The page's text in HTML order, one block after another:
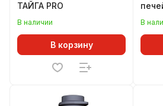
ТАЙГА PRO
В наличии
В корзину
В